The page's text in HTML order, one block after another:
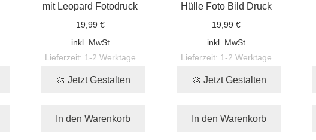
mit Leopard Fotodruck
19,99 €
inkl. MwSt
Lieferzeit: 1-2 Werktage
🎨 Jetzt Gestalten
In den Warenkorb
Hülle Foto Bild Druck
19,99 €
inkl. MwSt
Lieferzeit: 1-2 Werktage
🎨 Jetzt Gestalten
In den Warenkorb